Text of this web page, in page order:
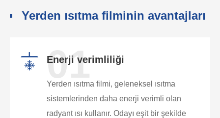
Yerden ısıtma filminin avantajları
Enerji verimliliği
01
Yerden ısıtma filmi, geleneksel ısıtma
sistemlerinden daha enerji verimli olan
radyant ısı kullanır. Odayı eşit bir şekilde